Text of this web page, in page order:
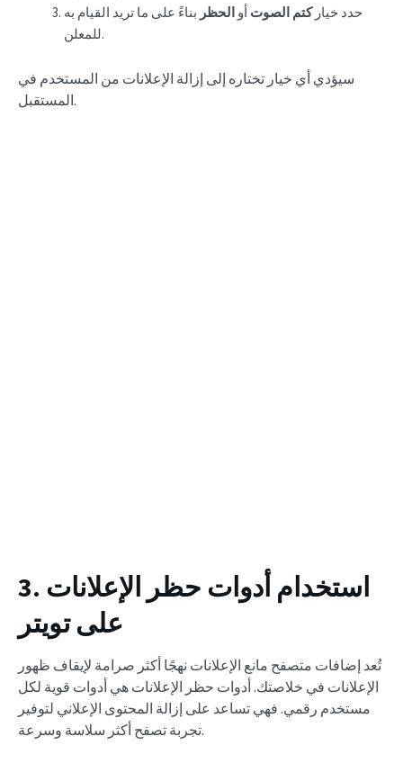
حدد خياركتم الصوت أو الحظر بناءً على ما تريد القيام به
للمعلن.
سيؤدي أي خيار تختاره إلى إزالة الإعلانات من المستخدم في
المستقبل.
3. استخدام أدوات حظر الإعلانات
على تويتر
تُعد إضافات متصفح مانع الإعلانات نهجًا أكثر صرامة لإيقاف ظهور
الإعلانات في خلاصتك. أدوات حظر الإعلانات هي أدوات قوية لكل
مستخدم رقمي. فهي تساعد على إزالة المحتوى الإعلاني لتوفير
تجربة تصفح أكثر سلاسة وسرعة.